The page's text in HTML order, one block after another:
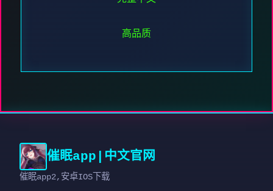
高品质
催眠app|中文官网
催眠app2,安卓IOS下载